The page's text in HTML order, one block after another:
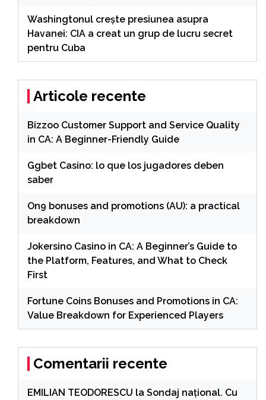
Washingtonul creşte presiunea asupra
Havanei: CIA a creat un grup de lucru secret
pentru Cuba
Articole recente
Bizzoo Customer Support and Service Quality
in CA: A Beginner-Friendly Guide
Ggbet Casino: lo que los jugadores deben
saber
On9 bonuses and promotions (AU): a practical
breakdown
Jokersino Casino in CA: A Beginner’s Guide to
the Platform, Features, and What to Check
First
Fortune Coins Bonuses and Promotions in CA:
Value Breakdown for Experienced Players
Comentarii recente
EMILIAN TEODORESCU la Sondaj național. Cu